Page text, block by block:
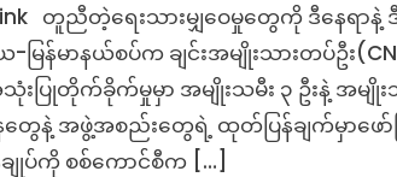
ဗုံးကြဲ
တိုက်ခိုက်
မှု
၃၀၀
ကျော်
သေဆုံး
တူညီတဲ့ရေးသားမျှဝေမှုတွေကို ဒီနေရာနဲ့
မာနယ်စပ်က ချင်းအမျိုးသားတပ်ဦး
ြုတိုက်ခိုက်မှုမှာ အမျိုးသမီး ၃ ဦးနဲ့ အမျိုးသ
ေနဲ့ အဖွဲ့အစည်းတွေရဲ့ ထုတ်ပြန်ချက်မှာဖော်
ချုပ်ကို စစ်ကောင်စီက […]